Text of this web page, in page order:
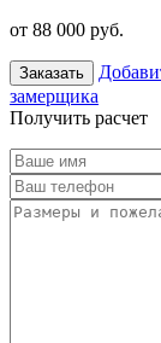
от 88 000 руб.
Заказать
замерщика
Получить расчет